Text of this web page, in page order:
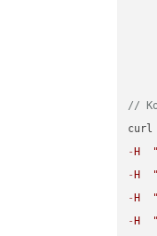
//
curl
- H
- H
- H
- H